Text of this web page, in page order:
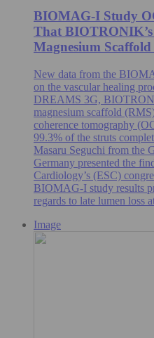
BIOMAG-I Study
That BIOTRONIK’s
Magnesium
New data from the
on the vascular healing
DREAMS 3G,
magnesium scaffold
coherence tomography
99.3% of the struts
Masaru Seguchi from the
Germany presented the
Cardiology’s (ESC)
BIOMAG-I study results
regards to late lumen loss
Image